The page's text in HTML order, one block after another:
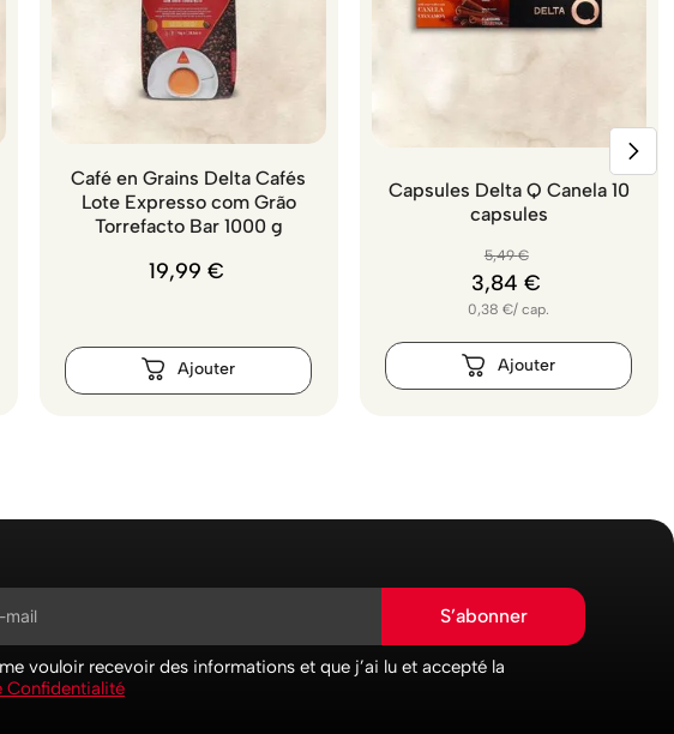
Café en Grains Delta Cafés
Lote Expresso com Grão
Torrefacto Bar 1000 g
19,99 €
Capsules Delta Q Canela 10
capsules
5,49 €
3,84 €
0,38 €/cap.
S’abonner
vouloir recevoir des informations et que j’ai lu et accepté la
Confidentialité